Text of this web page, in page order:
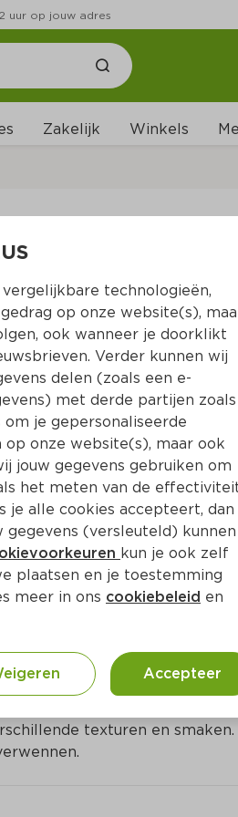
uur op jouw adres
Zakelijk Winkels
Tasty
g  (per kilo €18.38)
Toevoegen
traktaties voor volwassen
texturen en smaken.
technologieën,
op onze website(s),
ook wanneer je doorklikt
Verder kunnen wij
delen (zoals een e-
met derde partijen zoals
je gepersonaliseerde
onze website(s), maar ook
jouw gegevens gebruiken om
het meten van de
je alle cookies accepteert, dan
gegevens (versleuteld) kunnen
kun je ook zelf
plaatsen en je toestemming
meer in ons cookiebeleid en
Accepteer